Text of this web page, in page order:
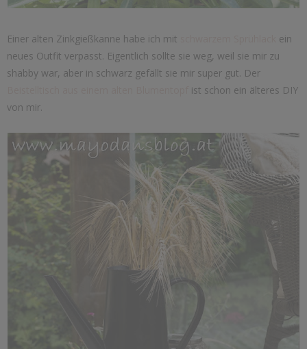
Einer alten Zinkgießkanne habe ich mit
ein
neues Outfit verpasst. Eigentlich sollte sie weg, weil sie mir zu
shabby war, aber in schwarz gefällt sie mir super gut. Der
ist schon ein älteres DIY
von mir.